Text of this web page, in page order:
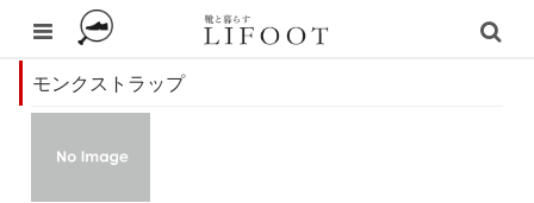
モンクストラップ